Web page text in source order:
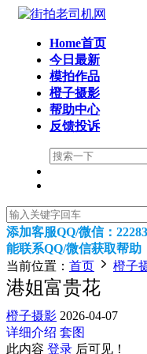
Home首页
今日最新
模拍作品
橙子摄影
帮助中心
反馈投诉
添加客服QQ/微信：
能联系QQ/微信获取帮助
当前位置： 首页 橙子
港姐富贵花
橙子摄影 2026-04-07
详细介绍 套图
此内容 登录 后可见！